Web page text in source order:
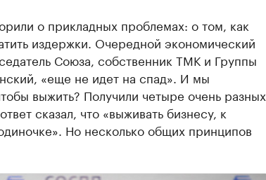
о прикладных проблемах: о том, как
издержки. Очередной экономический
Союза, собственник ТМК и Группы
«еще не идет на спад». И мы
выжить? Получили четыре очень разных
сказал, что «выживать бизнесу, к
Но несколько общих принципов